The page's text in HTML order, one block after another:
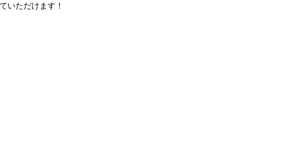
いただけます！